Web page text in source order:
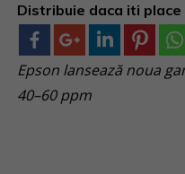
Distribuie daca iti
Epson lansează noua
40–60 ppm